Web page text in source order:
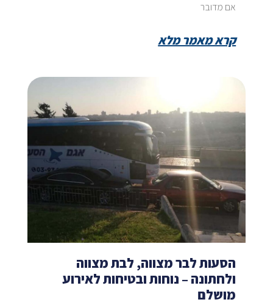
אם מדובר
קרא מאמר מלא
הסעות לבר מצווה, לבת מצווה
ולחתונה – נוחות ובטיחות לאירוע
מושלם